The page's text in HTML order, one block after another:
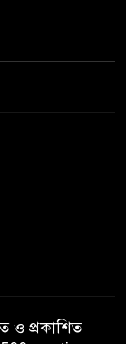
ও প্রকাশিত